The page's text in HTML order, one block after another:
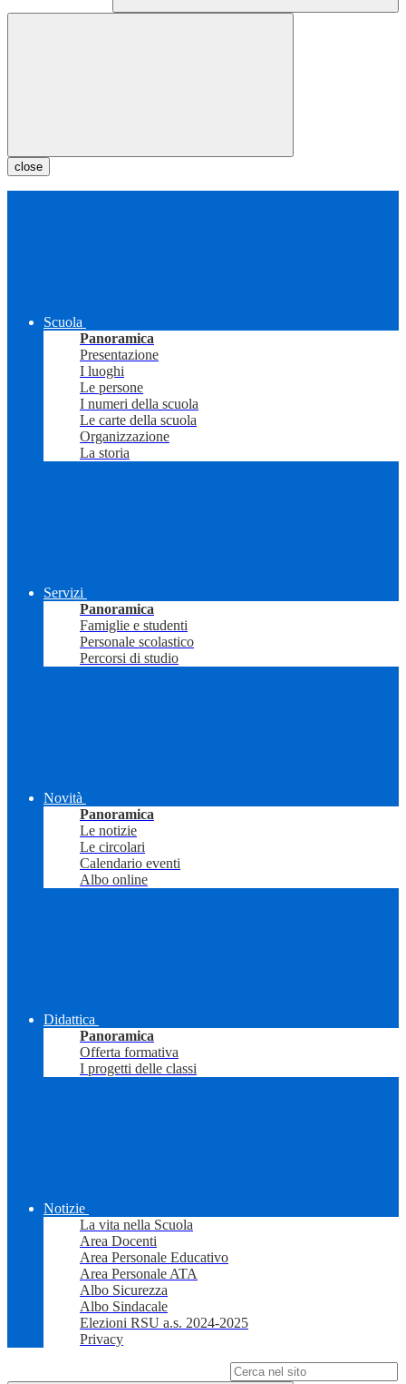
close
Scuola
Panoramica
Presentazione
I luoghi
Le persone
I numeri della scuola
Le carte della scuola
Organizzazione
La storia
Servizi
Panoramica
Famiglie e studenti
Personale scolastico
Percorsi di studio
Novità
Panoramica
Le notizie
Le circolari
Calendario eventi
Albo online
Didattica
Panoramica
Offerta formativa
I progetti delle classi
Notizie
La vita nella Scuola
Area Docenti
Area Personale Educativo
Area Personale ATA
Albo Sicurezza
Albo Sindacale
Elezioni RSU a.s. 2024-2025
Privacy